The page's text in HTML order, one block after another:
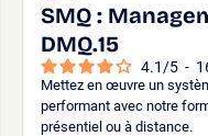
SMQ :
DMQ.15
4.1 /5 -
Mettez en œuvre un
performant avec notre
présentiel ou à distance.